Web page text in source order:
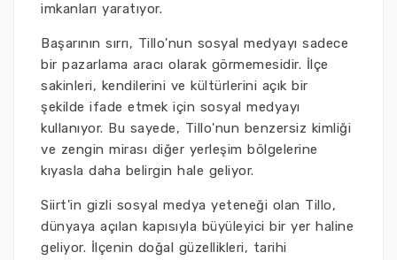
imkanları yaratıyor.
Başarının sırrı, Tillo'nun sosyal medyayı sadece
bir pazarlama aracı olarak görmemesidir. İlçe
sakinleri, kendilerini ve kültürlerini açık bir
şekilde ifade etmek için sosyal medyayı
kullanıyor. Bu sayede, Tillo'nun benzersiz kimliği
ve zengin mirası diğer yerleşim bölgelerine
kıyasla daha belirgin hale geliyor.
Siirt'in gizli sosyal medya yeteneği olan Tillo,
dünyaya açılan kapısıyla büyüleyici bir yer haline
geliyor. İlçenin doğal güzellikleri, tarihi